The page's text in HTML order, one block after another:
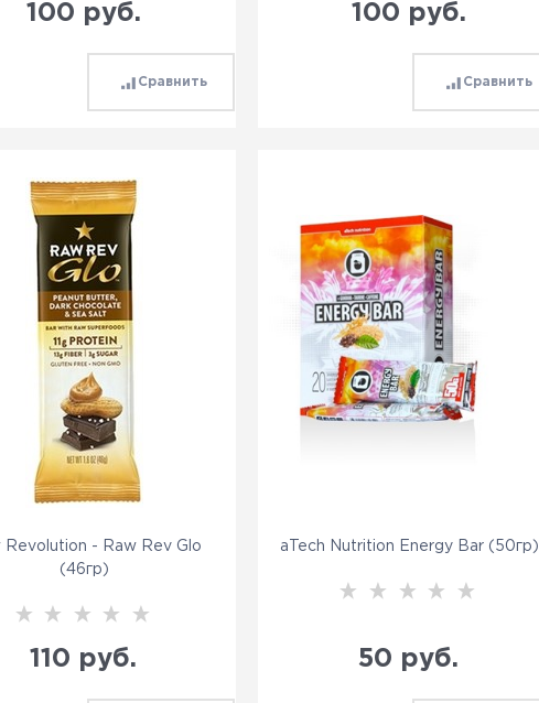
100 руб.
Сравнить
100 руб.
Сравнить
Revolution - Raw Rev Glo
(46гр)
110 руб.
aTech Nutrition Energy Bar (50гр)
50 руб.